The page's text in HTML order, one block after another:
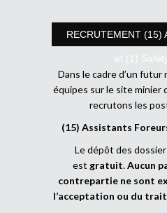
RECRUTEMENT (15)
et (1)
Dans le cadre d’un
équipes sur le site minier
recrutons les
(15) Assistants
Le dépôt des
est gratuit.Aucun
contrepartie ne sont
l’acceptation ou du